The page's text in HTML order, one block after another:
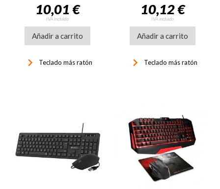
10,01 €
IVA incluido
Añadir a carrito
keyboard_arrow_right Teclado más ratón
10,12 €
IVA incluido
Añadir a carrito
keyboard_arrow_right Teclado más ratón